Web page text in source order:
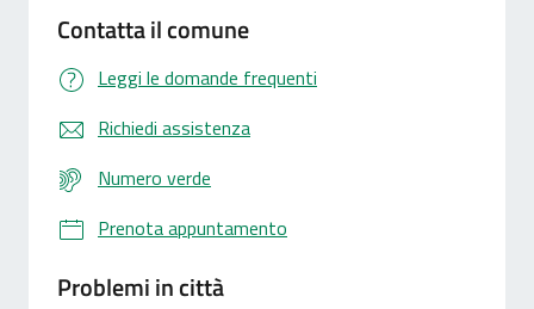
Contatta il comune
Leggi le domande frequenti
Richiedi assistenza
Numero verde
Prenota appuntamento
Problemi in città